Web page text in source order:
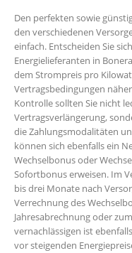
Den perfekten sowie
den verschiedenen
einfach. Entscheiden Sie
Energielieferanten in
dem Strompreis pro
Vertragsbedingungen
Kontrolle sollten Sie nicht
Vertragsverlängerung,
die Zahlungsmodalitäten
können sich ebenfalls ein
Wechselbonus oder
Sofortbonus erweisen. Im
bis drei Monate nach
Verrechnung des
Jahresabrechnung oder
vernachlässigen ist
vor steigenden